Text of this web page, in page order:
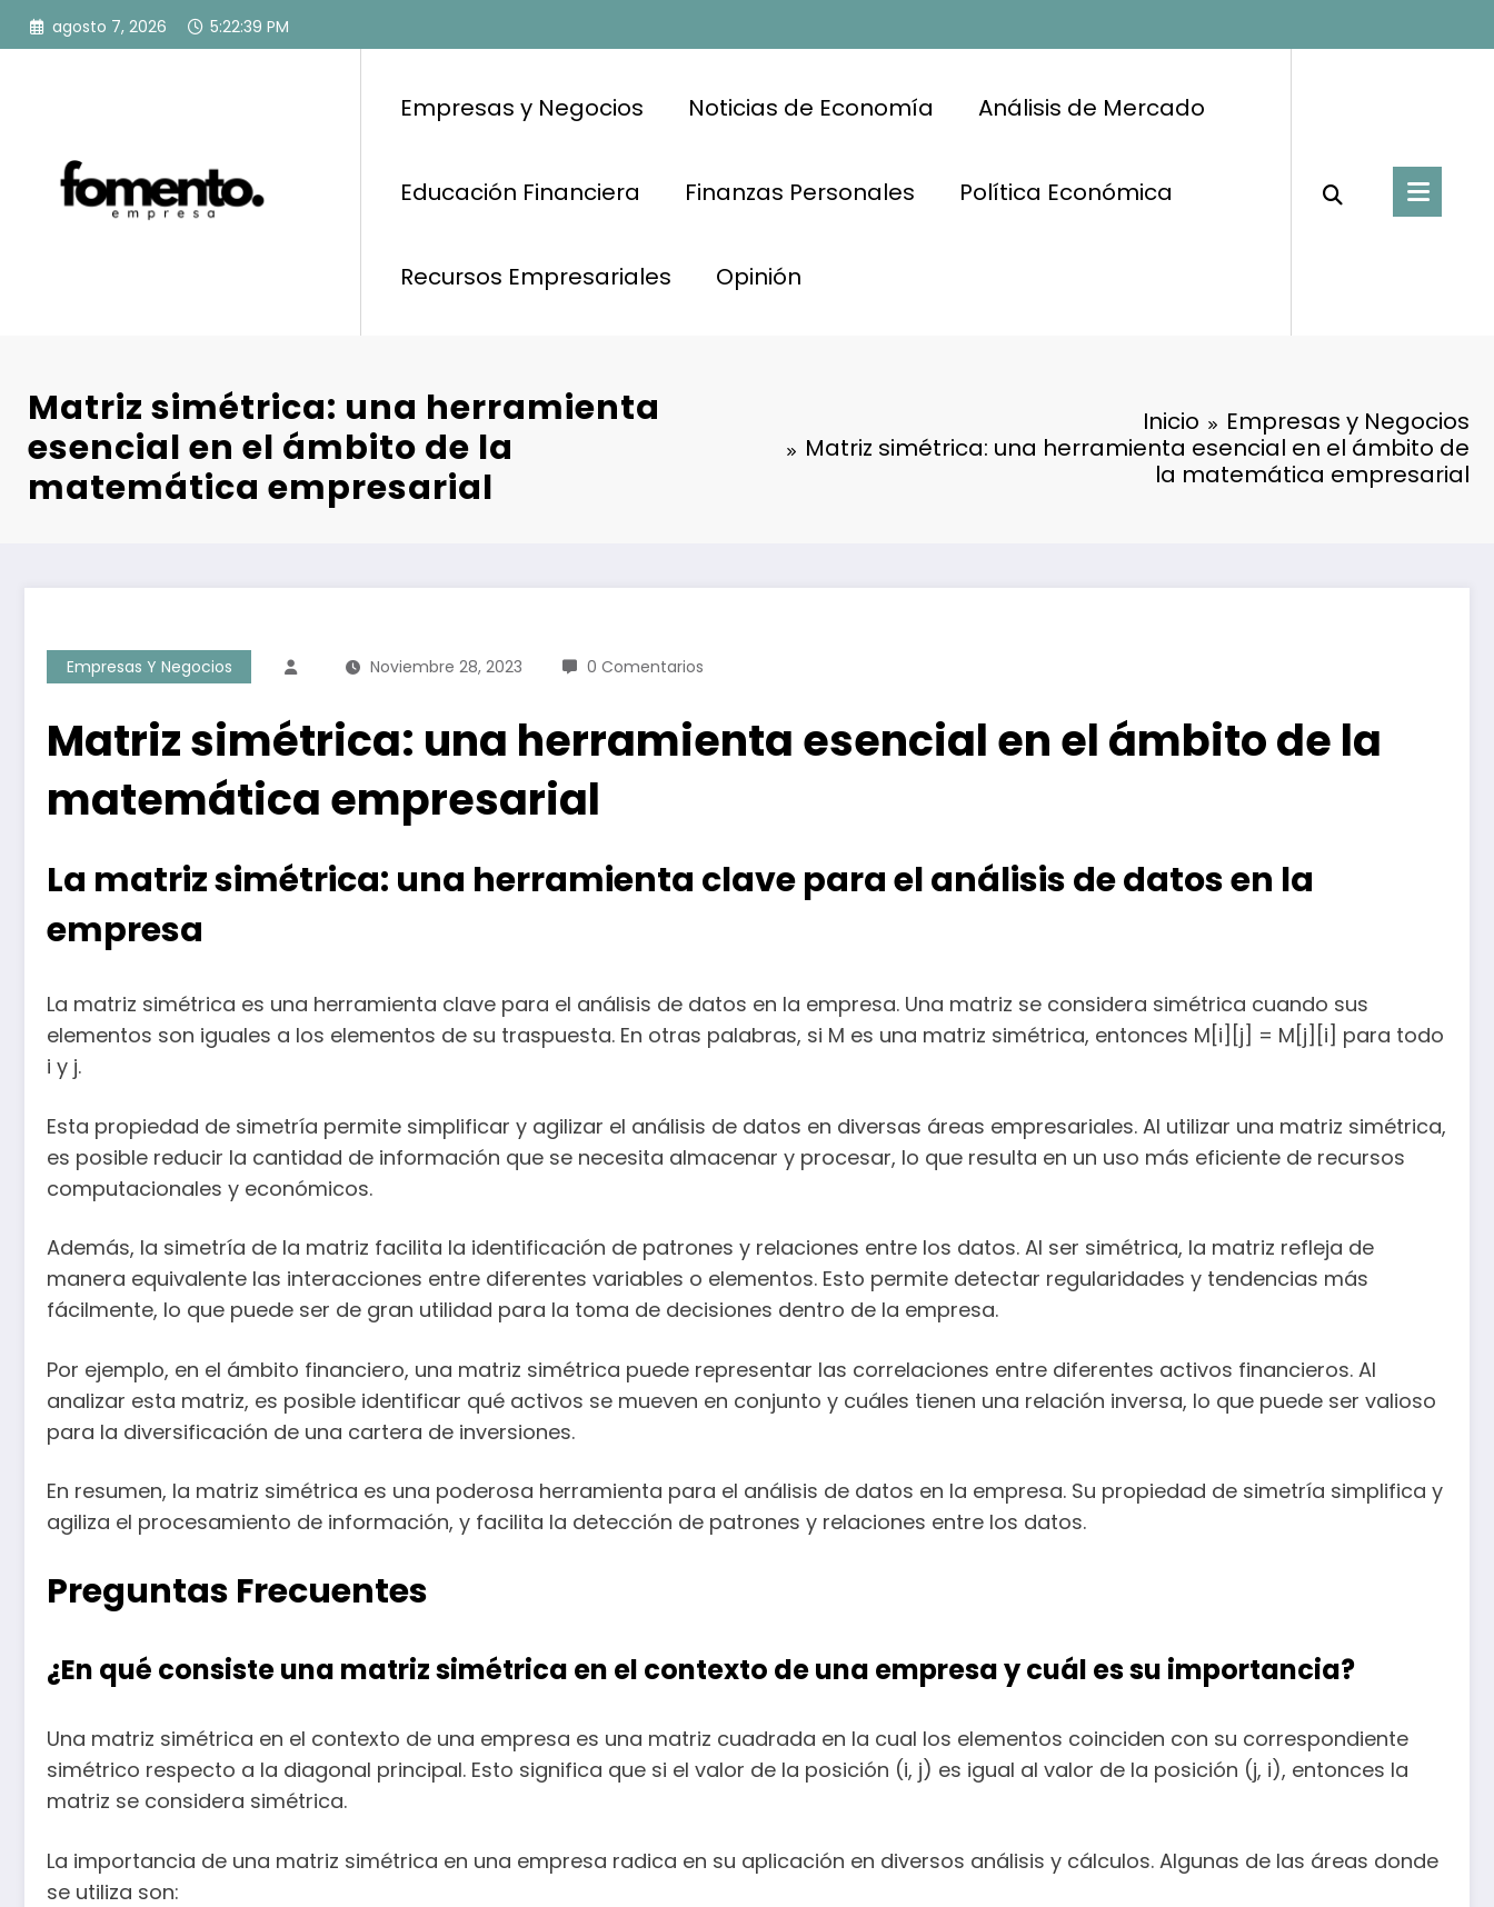
Saltar
agosto 7, 2026 5:22:40 PM
Empresas y Negocios Noticias de Economía Análisis de Mercado
Educación Financiera Finanzas Personales Política Económica
Recursos Empresariales Opinión
Matriz simétrica: una herramienta
esencial en el ámbito de la
matemática empresarial
Inicio
Empresas y Negocios
Matriz simétrica: una herramienta esencial en el ámbito de
la matemática empresarial
Empresas Y Negocios Noviembre 28, 2023 0 Comentarios
Matriz simétrica: una herramienta esencial en el ámbito de la
matemática empresarial
La matriz simétrica: una herramienta clave para el análisis de datos en la
empresa
La matriz simétrica es una herramienta clave para el análisis de datos en la empresa. Una matriz se considera simétrica cuando sus
elementos son iguales a los elementos de su traspuesta. En otras palabras, si M es una matriz simétrica, entonces M[i][j] = M[j][i] para todo
i y j.
Esta propiedad de simetría permite simplificar y agilizar el análisis de datos en diversas áreas empresariales. Al utilizar una matriz simétrica,
es posible reducir la cantidad de información que se necesita almacenar y procesar, lo que resulta en un uso más eficiente de recursos
computacionales y económicos.
Además, la simetría de la matriz facilita la identificación de patrones y relaciones entre los datos. Al ser simétrica, la matriz refleja de
manera equivalente las interacciones entre diferentes variables o elementos. Esto permite detectar regularidades y tendencias más
fácilmente, lo que puede ser de gran utilidad para la toma de decisiones dentro de la empresa.
Por ejemplo, en el ámbito financiero, una matriz simétrica puede representar las correlaciones entre diferentes activos financieros. Al
analizar esta matriz, es posible identificar qué activos se mueven en conjunto y cuáles tienen una relación inversa, lo que puede ser valioso
para la diversificación de una cartera de inversiones.
En resumen, la matriz simétrica es una poderosa herramienta para el análisis de datos en la empresa. Su propiedad de simetría simplifica y
agiliza el procesamiento de información, y facilita la detección de patrones y relaciones entre los datos.
Preguntas Frecuentes
¿En qué consiste una matriz simétrica en el contexto de una empresa y cuál es su importancia?
Una matriz simétrica en el contexto de una empresa es una matriz cuadrada en la cual los elementos coinciden con su correspondiente
simétrico respecto a la diagonal principal. Esto significa que si el valor de la posición (i, j) es igual al valor de la posición (j, i), entonces la
matriz se considera simétrica.
La importancia de una matriz simétrica en una empresa radica en su aplicación en diversos análisis y cálculos. Algunas de las áreas donde
se utiliza son: